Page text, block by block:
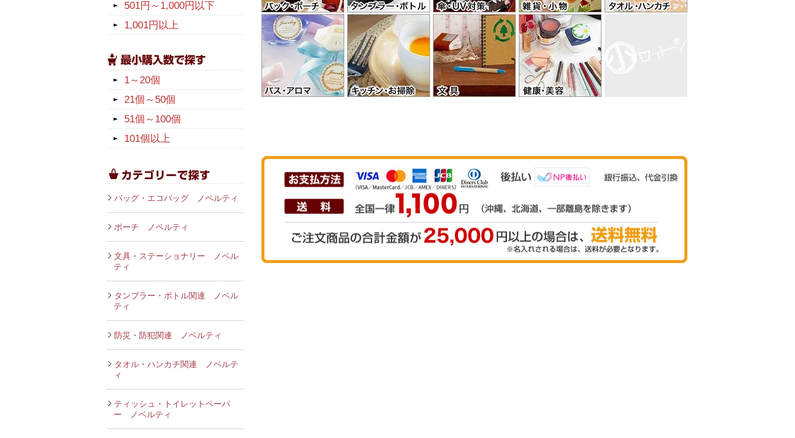
501円～1,000円以下
1,001円以上
1～20個
21個～50個
51個～100個
101個以上
バッグ・エコバッグ ノベルティ
ポーチ ノベルティ
文具・ステーショナリー ノベル
ティ
タンブラー・ボトル関連 ノベル
ティ
防災・防犯関連 ノベルティ
タオル・ハンカチ関連 ノベルテ
ィ
ティッシュ・トイレットペーパ
ー ノベルティ